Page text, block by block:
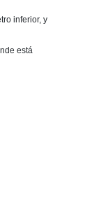
inferior, y
está